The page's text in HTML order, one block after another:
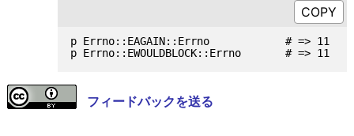
p Errno::EAGAIN::Errno            # => 11
フィードバックを送る